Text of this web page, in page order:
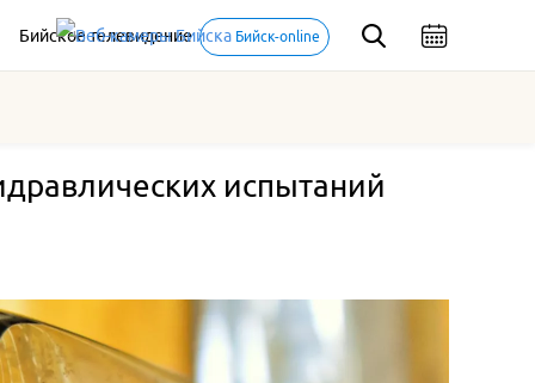
Бийское телевидение Бийск-online
испытаний